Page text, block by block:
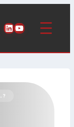
LinkedIn
YouTube